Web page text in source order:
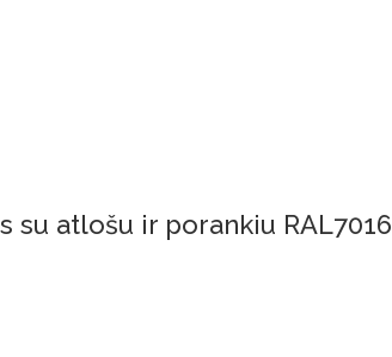
su atlošu ir porankiu RAL7016